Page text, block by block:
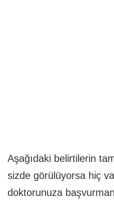
Aşağıdaki belirtilerin
sizde görülüyorsa hiç
doktorunuza